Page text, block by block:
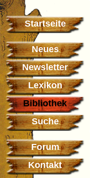
Startseite
Neues
Newsletter
Lexikon
Bibliothek
Suche
Forum
Kontakt